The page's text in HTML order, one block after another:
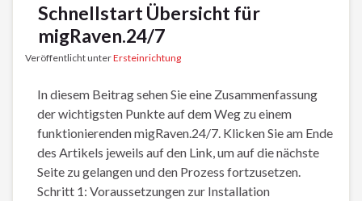
Schnellstart Übersicht für
migRaven.24/7
Veröffentlicht unterErsteinrichtung
In diesem Beitrag sehen Sie eine Zusammenfassung
der wichtigsten Punkte auf dem Weg zu einem
funktionierenden migRaven.24/7. Klicken Sie am Ende
des Artikels jeweils auf den Link, um auf die nächste
Seite zu gelangen und den Prozess fortzusetzen.
Schritt 1: Voraussetzungen zur Installation